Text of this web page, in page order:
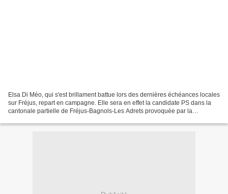
Elsa Di Méo, qui s'est brillament battue lors des dernières échéances locales
sur Fréjus, repart en campagne. Elle sera en effet la candidate PS dans la
cantonale partielle de Fréjus-Bagnols-Les Adrets provoquée par la